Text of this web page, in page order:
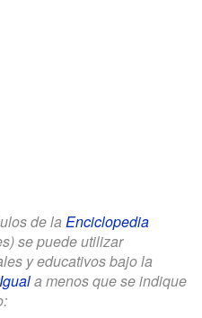
de la Enciclopedia
se puede utilizar
y educativos bajo la
a menos que se indique